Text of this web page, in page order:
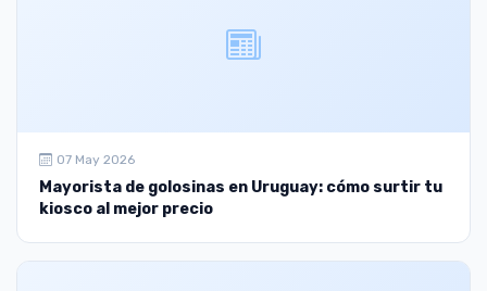
07 May 2026
Mayorista de golosinas en Uruguay: cómo surtir tu
kiosco al mejor precio